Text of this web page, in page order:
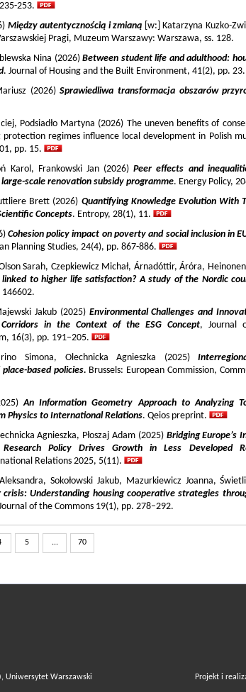
253.
Między autentycznością i zmianą [w:] Katarzyna Kuzko-
Pragi, Muzeum Warszawy: Warszawa, ss. 128.
Nina (2026)Between student life and adulthood:
. Journal of Housing and the Built Environment, 41(2), pp. 23.
(2026)Sprawiedliwa transformacja obszarów
Podsiadło Martyna (2026) The uneven benefits of
regimes influence local development in Polish
pp. 15.
Karol, Frankowski Jan (2026)Peer effects and
scale renovation subsidy programme. Energy Policy,
Brett (2026) Quantifying Knowledge Evolution With
Concepts. Entropy, 28(1), 11.
Cohesion policy impact on poverty and social inclusion in
Planning Studies, 24(4), pp. 867-886.
Sarah, Czepkiewicz Michał, Árnadóttir, Áróra,
to higher life satisfaction? A study of the Nordic
Jakub (2025) Environmental Challenges and
in the Context of the ESG Concept, Journal
16(3), pp. 191–205.
Simona, Olechnicka Agnieszka (2025)
based policies. Brussels: European Commission,
An Information Geometry Approach to Analyzing
Physics to International Relations. Qeios preprint.
Agnieszka, Płoszaj Adam (2025) Bridging Europe’s
Policy Drives Growth in Less Developed
Relations 2025, 5(11).
Sokołowski Jakub, Mazurkiewicz Joanna,
crisis: Understanding housing cooperative strategies
of the Commons 19(1), pp. 278–292.
5 ... 70
Uniwersytet Warszawski Projekt i